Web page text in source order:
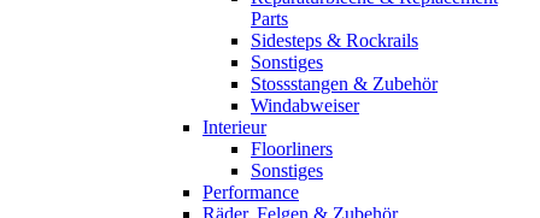
Parts
Sidesteps & Rockrails
Sonstiges
Stossstangen & Zubehör
Windabweiser
Interieur
Floorliners
Sonstiges
Performance
Räder, Felgen & Zubehör